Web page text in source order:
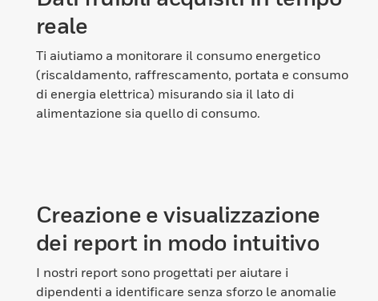
reale
Ti aiutiamo a monitorare il consumo energetico
(riscaldamento, raffrescamento, portata e consumo
di energia elettrica) misurando sia il lato di
alimentazione sia quello di consumo.
Creazione e visualizzazione
dei report in modo intuitivo
I nostri report sono progettati per aiutare i
dipendenti a identificare senza sforzo le anomalie